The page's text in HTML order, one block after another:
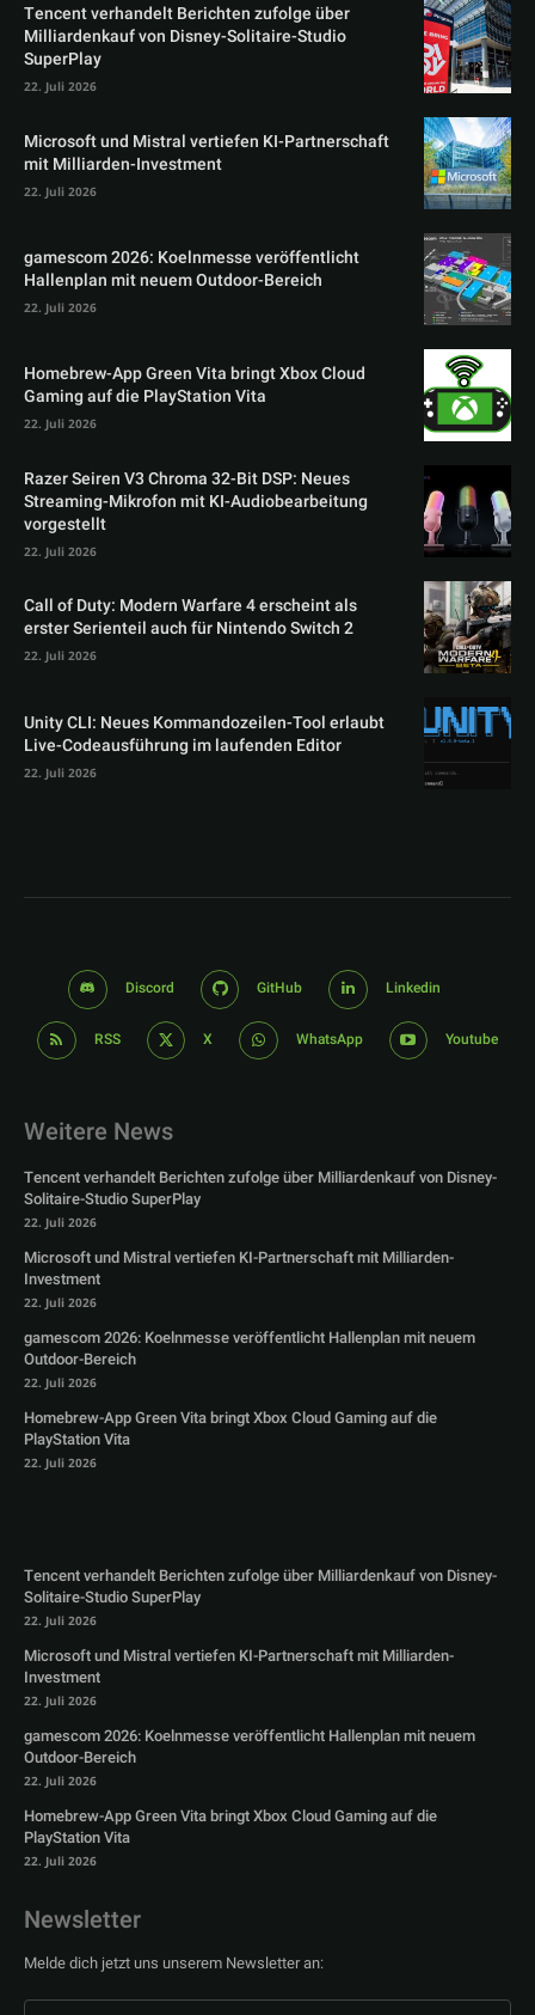
Tencent verhandelt Berichten zufolge über
Milliardenkauf von Disney-Solitaire-Studio
SuperPlay
22. Juli 2026
Microsoft und Mistral vertiefen KI-Partnerschaft
mit Milliarden-Investment
22. Juli 2026
gamescom 2026: Koelnmesse veröffentlicht
Hallenplan mit neuem Outdoor-Bereich
22. Juli 2026
Homebrew-App Green Vita bringt Xbox Cloud
Gaming auf die PlayStation Vita
22. Juli 2026
Razer Seiren V3 Chroma 32-Bit DSP: Neues
Streaming-Mikrofon mit KI-Audiobearbeitung
vorgestellt
22. Juli 2026
Call of Duty: Modern Warfare 4 erscheint als
erster Serienteil auch für Nintendo Switch 2
22. Juli 2026
Unity CLI: Neues Kommandozeilen-Tool erlaubt
Live-Codeausführung im laufenden Editor
22. Juli 2026
Discord GitHub Linkedin
RSS X WhatsApp Youtube
Weitere News
Tencent verhandelt Berichten zufolge über Milliardenkauf von Disney-
Solitaire-Studio SuperPlay
22. Juli 2026
Microsoft und Mistral vertiefen KI-Partnerschaft mit Milliarden-
Investment
22. Juli 2026
gamescom 2026: Koelnmesse veröffentlicht Hallenplan mit neuem
Outdoor-Bereich
22. Juli 2026
Homebrew-App Green Vita bringt Xbox Cloud Gaming auf die
PlayStation Vita
22. Juli 2026
Tencent verhandelt Berichten zufolge über Milliardenkauf von Disney-
Solitaire-Studio SuperPlay
22. Juli 2026
Microsoft und Mistral vertiefen KI-Partnerschaft mit Milliarden-
Investment
22. Juli 2026
gamescom 2026: Koelnmesse veröffentlicht Hallenplan mit neuem
Outdoor-Bereich
22. Juli 2026
Homebrew-App Green Vita bringt Xbox Cloud Gaming auf die
PlayStation Vita
22. Juli 2026
Newsletter
Melde dich jetzt uns unserem Newsletter an: